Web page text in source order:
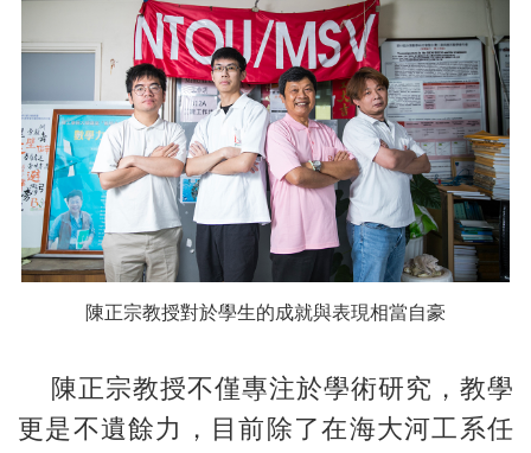
陳正宗教授對於學生的成就與表現相當自豪
陳正宗教授不僅專注於學術研究，教學
更是不遺餘力，目前除了在海大河工系任